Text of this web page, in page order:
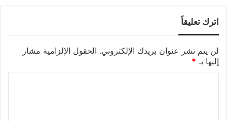
اترك تعليقاً
لن يتم نشر عنوان بريدك الإلكتروني. الحقول الإلزامية مشار
إليها بـ *